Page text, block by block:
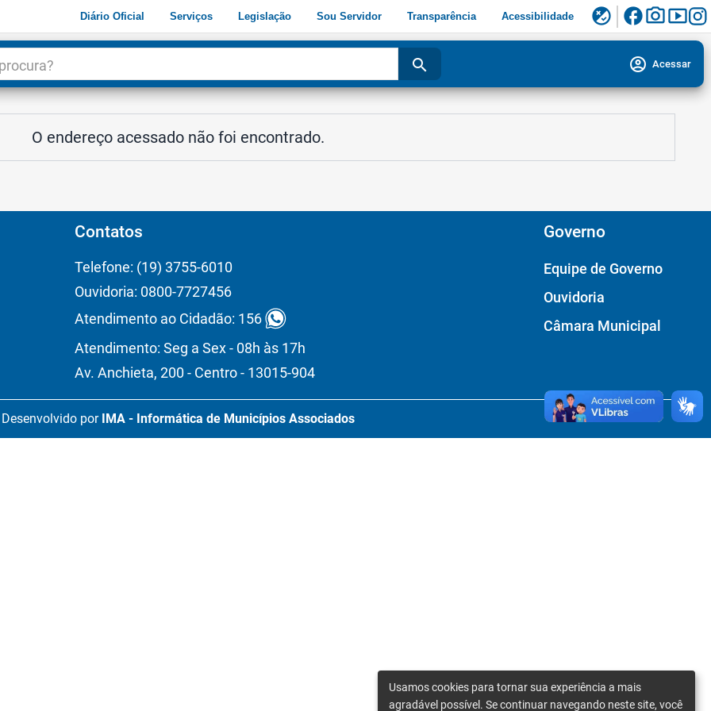
Diário Oficial Serviços Legislação Sou Servidor Transparência Acessibilidade flaky facebookphoto_camerasmart_display
search account_circle Acessar
O endereço acessado não foi encontrado.
Contatos
Telefone: (19) 3755-6010
Ouvidoria: 0800-7727456
Atendimento ao Cidadão: 156
Atendimento: Seg a Sex - 08h às 17h
Av. Anchieta, 200 - Centro - 13015-904
Governo
Equipe de Governo
Ouvidoria
Câmara Municipal
Desenvolvido por IMA - Informática de Municípios Associados
Usamos cookies para tornar sua experiência a mais
agradável possível. Se continuar navegando neste site, você